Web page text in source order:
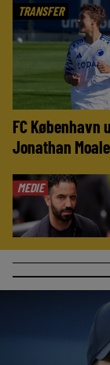
TRANSFER
FC København
Jonathan
MEDIE